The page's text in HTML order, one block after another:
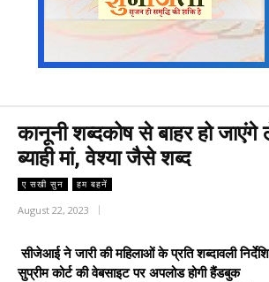
कानूनी शब्दकोष से बाहर हो
ब्याही मां, वेश्या जैसे शब्द
ए सखी सुन हम बहनें
August 22, 2023
सीजेआई ने जारी की महिलाओं के प्रति शब्दावली
सुप्रीम कोर्ट की वेबसाइट पर अपलोड होगी हैंडबुक